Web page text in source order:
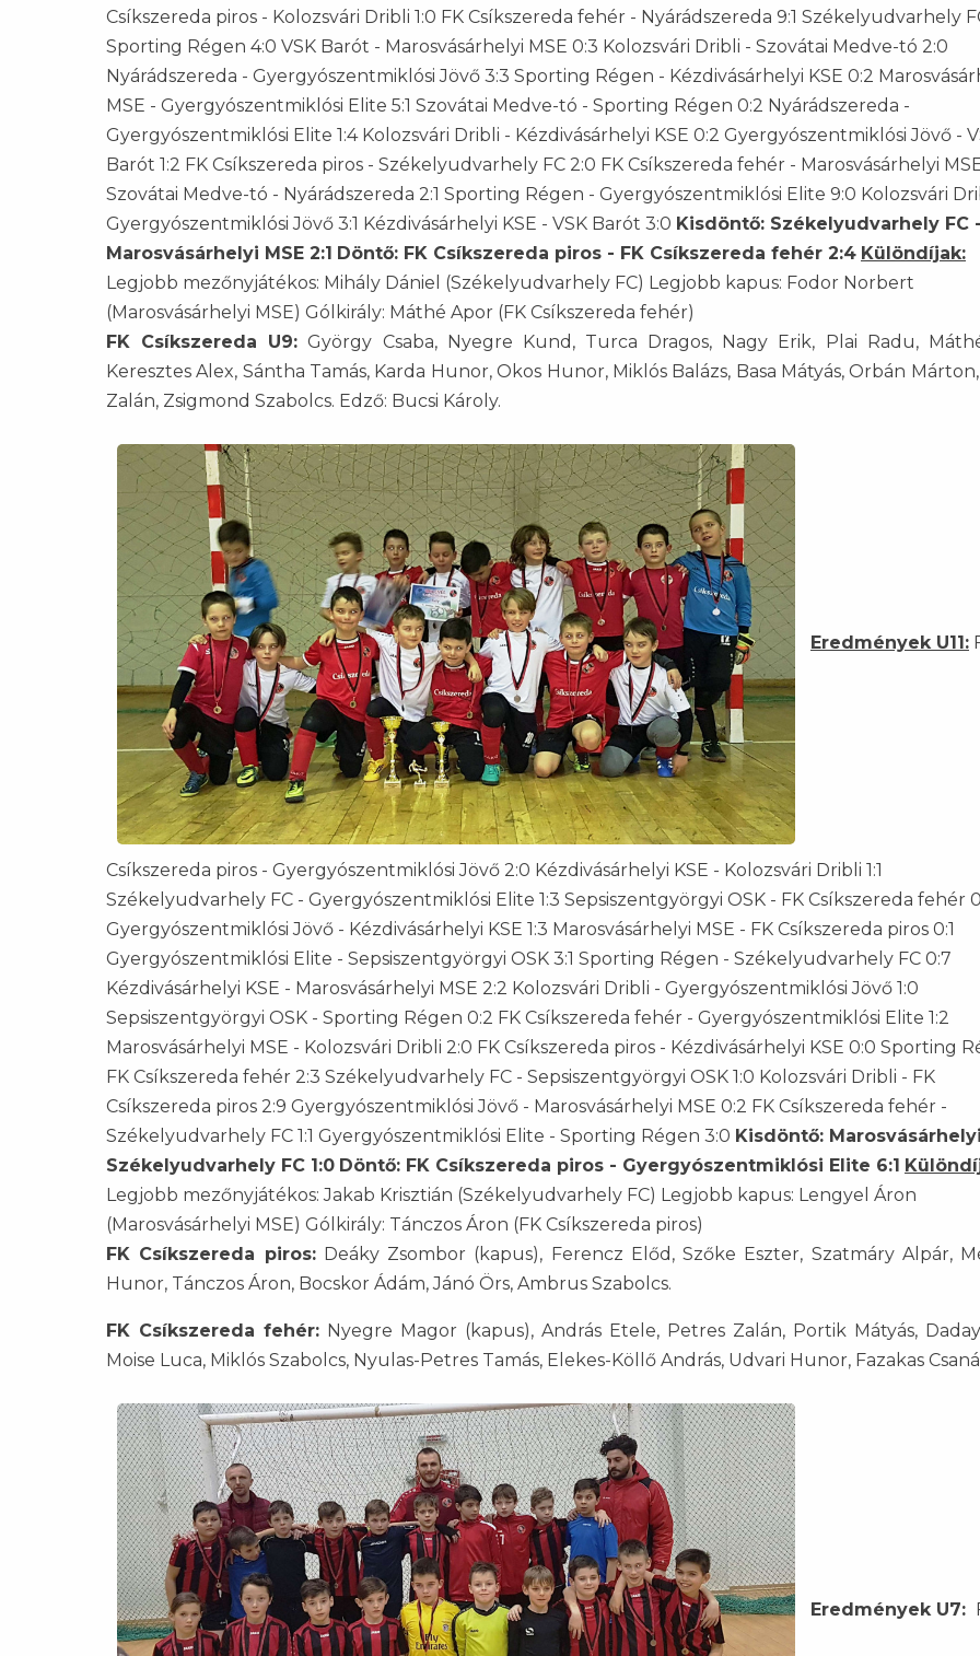
Csíkszereda piros - Kolozsvári Dribli 1:0 FK Csíkszereda fehér - Nyárádszereda 9:1 Székelyudvarhely
Sporting Régen 4:0 VSK Barót - Marosvásárhelyi MSE 0:3 Kolozsvári Dribli - Szovátai Medve-tó 2:0
Nyárádszereda - Gyergyószentmiklósi Jövő 3:3 Sporting Régen - Kézdivásárhelyi KSE 0:2
MSE - Gyergyószentmiklósi Elite 5:1 Szovátai Medve-tó - Sporting Régen 0:2 Nyárádszereda -
Gyergyószentmiklósi Elite 1:4 Kolozsvári Dribli - Kézdivásárhelyi KSE 0:2 Gyergyószentmiklósi Jövő -
Barót 1:2 FK Csíkszereda piros - Székelyudvarhely FC 2:0 FK Csíkszereda fehér - Marosvásárhelyi MSE
Szovátai Medve-tó - Nyárádszereda 2:1 Sporting Régen - Gyergyószentmiklósi Elite 9:0 Kolozsvári
Gyergyószentmiklósi Jövő 3:1 Kézdivásárhelyi KSE - VSK Barót 3:0 Kisdöntő: Székelyudvarhely FC -
Marosvásárhelyi MSE 2:1 Döntő: FK Csíkszereda piros - FK Csíkszereda fehér 2:4 Különdíjak:
Legjobb mezőnyjátékos: Mihály Dániel (Székelyudvarhely FC) Legjobb kapus: Fodor Norbert
(Marosvásárhelyi MSE) Gólkirály: Máthé Apor (FK Csíkszereda fehér)
FK Csíkszereda U9: György Csaba, Nyegre Kund, Turca Dragos, Nagy Erik, Plai Radu,
Keresztes Alex, Sántha Tamás, Karda Hunor, Okos Hunor, Miklós Balázs, Basa Mátyás, Orbán
Zalán, Zsigmond Szabolcs. Edző: Bucsi Károly.
Eredmények U11:
Csíkszereda piros - Gyergyószentmiklósi Jövő 2:0 Kézdivásárhelyi KSE - Kolozsvári Dribli 1:1
Székelyudvarhely FC - Gyergyószentmiklósi Elite 1:3 Sepsiszentgyörgyi OSK - FK Csíkszereda fehér
Gyergyószentmiklósi Jövő - Kézdivásárhelyi KSE 1:3 Marosvásárhelyi MSE - FK Csíkszereda piros 0:1
Gyergyószentmiklósi Elite - Sepsiszentgyörgyi OSK 3:1 Sporting Régen - Székelyudvarhely FC 0:7
Kézdivásárhelyi KSE - Marosvásárhelyi MSE 2:2 Kolozsvári Dribli - Gyergyószentmiklósi Jövő 1:0
Sepsiszentgyörgyi OSK - Sporting Régen 0:2 FK Csíkszereda fehér - Gyergyószentmiklósi Elite 1:2
Marosvásárhelyi MSE - Kolozsvári Dribli 2:0 FK Csíkszereda piros - Kézdivásárhelyi KSE 0:0 Sporting
FK Csíkszereda fehér 2:3 Székelyudvarhely FC - Sepsiszentgyörgyi OSK 1:0 Kolozsvári Dribli - FK
Csíkszereda piros 2:9 Gyergyószentmiklósi Jövő - Marosvásárhelyi MSE 0:2 FK Csíkszereda fehér -
Székelyudvarhely FC 1:1 Gyergyószentmiklósi Elite - Sporting Régen 3:0 Kisdöntő:
Székelyudvarhely FC 1:0 Döntő: FK Csíkszereda piros - Gyergyószentmiklósi Elite 6:1
Legjobb mezőnyjátékos: Jakab Krisztián (Székelyudvarhely FC) Legjobb kapus: Lengyel Áron
(Marosvásárhelyi MSE) Gólkirály: Tánczos Áron (FK Csíkszereda piros)
FK Csíkszereda piros:Deáky Zsombor (kapus), Ferencz Előd, Szőke Eszter, Szatmáry Alpár,
Hunor, Tánczos Áron, Bocskor Ádám, Jánó Örs, Ambrus Szabolcs.
FK Csíkszereda fehér: Nyegre Magor (kapus), András Etele, Petres Zalán, Portik Mátyás,
Moise Luca, Miklós Szabolcs, Nyulas-Petres Tamás, Elekes-Köllő András, Udvari Hunor, Fazakas
Eredmények U7: